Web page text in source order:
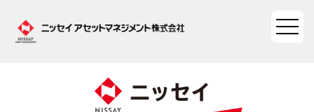
ファンド情報